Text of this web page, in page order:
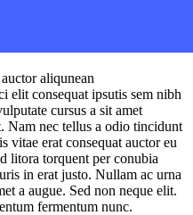
aliqunean
elit consequat ipsutis sem nibh
cursus a sit amet
Nam nec tellus a odio tincidunt
vitae erat consequat auctor eu
litora torquent per conubia
in erat justo. Nullam ac urna
a augue. Sed non neque elit.
fermentum nunc.